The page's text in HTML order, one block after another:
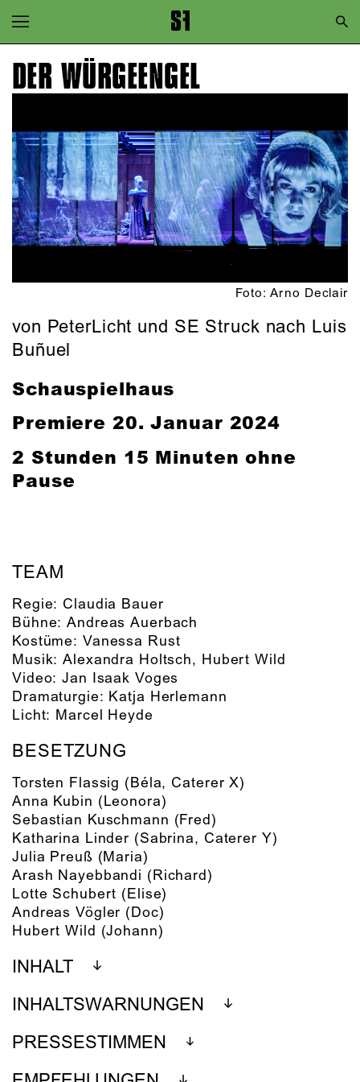
Zur Hauptnavigation springen
Zum Hauptinhalt springen
Zum Footer springen
DER WÜRGEENGEL
Foto: Arno Declair
von PeterLicht und SE Struck nach Luis
Buñuel
Schauspielhaus
Premiere 20. Januar 2024
2 Stunden 15 Minuten ohne
Pause
TEAM
Regie: Claudia Bauer
Bühne:Andreas Auerbach
Kostüme: Vanessa Rust
Musik:Alexandra Holtsch, Hubert Wild
Video:Jan Isaak Voges
Dramaturgie: Katja Herlemann
Licht: Marcel Heyde
BESETZUNG
Torsten Flassig (Béla, Caterer X)
Anna Kubin (Leonora)
Sebastian Kuschmann (Fred)
Katharina Linder (Sabrina, Caterer Y)
Julia Preuß (Maria)
Arash Nayebbandi (Richard)
Lotte Schubert (Elise)
Andreas Vögler (Doc)
Hubert Wild (Johann)
INHALT
INHALTSWARNUNGEN
PRESSESTIMMEN